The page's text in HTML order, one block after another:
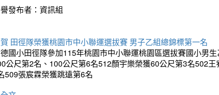
發布者：資訊組
田徑隊榮獲桃園市中小聯運選拔賽 男子乙組總錦標第一名
國小田徑隊參加115年桃園市中小聯運桃園區選拔賽國小男
公尺第2名、100公尺第6名512顏宇樂榮獲60公尺第3名502
509張宸霖榮獲跳遠第6名